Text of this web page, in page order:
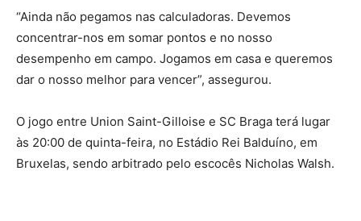
“Ainda não pegamos nas calculadoras. Devemos
concentrar-nos em somar pontos e no nosso
desempenho em campo. Jogamos em casa e queremos
dar o nosso melhor para vencer”, assegurou.
O jogo entre Union Saint-Gilloise e SC Braga terá lugar
às 20:00 de quinta-feira, no Estádio Rei Balduíno, em
Bruxelas, sendo arbitrado pelo escocês Nicholas Walsh.